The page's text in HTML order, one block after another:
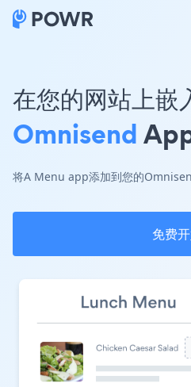
在您的网站上
OmnisendApp
将A Menu app添加到您的
免费